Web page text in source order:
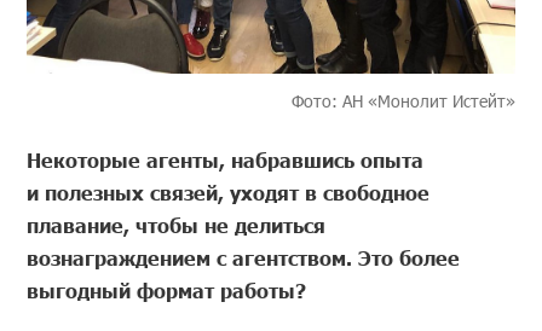
Фото: АН «Монолит Истейт»
Некоторые агенты, набравшись опыта
и полезных связей, уходят в свободное
плавание, чтобы не делиться
вознаграждением с агентством. Это более
выгодный формат работы?